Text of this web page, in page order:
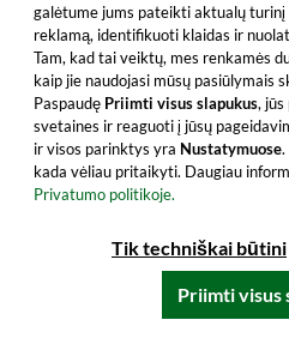
Naujas
galėtume jums pateikti aktualų
reklamą, identifikuoti klaidas ir
Tam, kad tai veiktų, mes renkamės
kaip jie naudojasi mūsų pasiūlymais
Paspaudę Priimti visus slapukus,
svetaines ir reaguoti į jūsų
ir visos parinktys yra Nustatymuose.
kada vėliau pritaikyti. Daugiau
Privatumo politikoje.
Tik techniškai būtini
Priimti visus